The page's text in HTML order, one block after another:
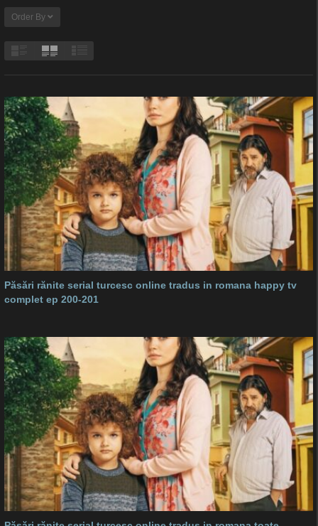
Order By
Păsări rănite serial turcesc online tradus in romana happy tv
complet ep 200-201